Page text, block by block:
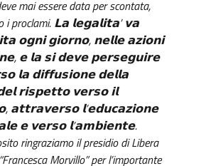
mai essere data per scontata,
i proclami. 𝗟𝗮 𝗹𝗲𝗴𝗮𝗹𝗶𝘁𝗮’ 𝘃𝗮
𝗼𝗴𝗻𝗶 𝗴𝗶𝗼𝗿𝗻𝗼, 𝗻𝗲𝗹𝗹𝗲 𝗮𝘇𝗶𝗼𝗻𝗶
𝗲 𝗹𝗮 𝘀𝗶 𝗱𝗲𝘃𝗲 𝗽𝗲𝗿𝘀𝗲𝗴𝘂𝗶𝗿𝗲
𝗹𝗮 𝗱𝗶𝗳𝗳𝘂𝘀𝗶𝗼𝗻𝗲 𝗱𝗲𝗹𝗹𝗮
𝗿𝗶𝘀𝗽𝗲𝘁𝘁𝗼 𝘃𝗲𝗿𝘀𝗼 𝗶𝗹
𝗮𝘁𝘁𝗿𝗮𝘃𝗲𝗿𝘀𝗼 𝗹’𝗲𝗱𝘂𝗰𝗮𝘇𝗶𝗼𝗻𝗲
𝗲 𝘃𝗲𝗿𝘀𝗼 𝗹’𝗮𝗺𝗯𝗶𝗲𝗻𝘁𝗲.
ringraziamo il presidio di Libera
Morvillo” per l’importante